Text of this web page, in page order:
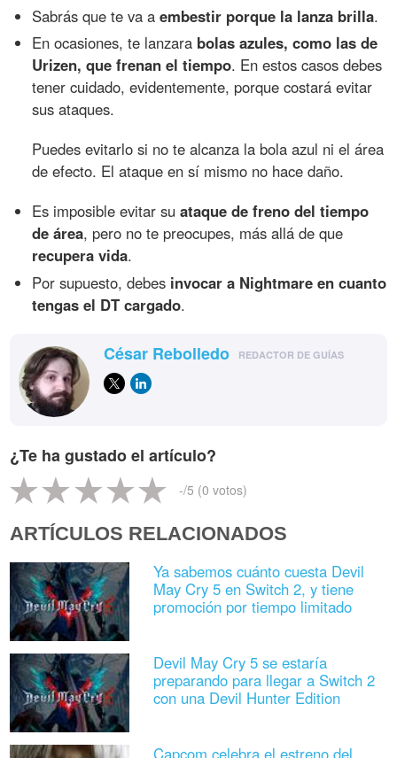
Sabrás que te va aembestir porque la lanza brilla.
En ocasiones, te lanzara bolas azules, como las de
Urizen, que frenan el tiempo. En estos casos debes
tener cuidado, evidentemente, porque costará evitar
sus ataques.
Puedes evitarlo si no te alcanza la bola azul ni el área
de efecto. El ataque en sí mismo no hace daño.
Es imposible evitar suataque de freno del tiempo
de área, pero no te preocupes, más allá de que
recupera vida.
Por supuesto, debes invocar a Nightmare en cuanto
tengas el DT cargado.
César Rebolledo REDACTOR DE GUÍAS
¿Te ha gustado el artículo?
-/5 (0 votos)
ARTÍCULOS RELACIONADOS
Ya sabemos cuánto cuesta Devil
May Cry 5 en Switch 2, y tiene
promoción por tiempo limitado
Devil May Cry 5 se estaría
preparando para llegar a Switch 2
con una Devil Hunter Edition
Capcom celebra el estreno del